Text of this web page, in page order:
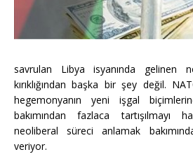
savrulan Libya isyanında gelinen
kırıklığından başka bir şey değil.
hegemonyanın yeni işgal
bakımından fazlaca tartışılmayı
neoliberal süreci anlamak
veriyor.